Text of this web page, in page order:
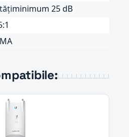
minimum 25 dB